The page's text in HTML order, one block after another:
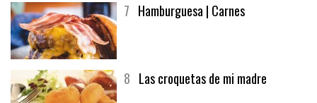
7 Hamburguesa | Carnes
8 Las croquetas de mi madre